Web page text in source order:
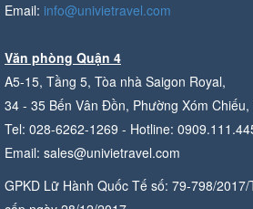
Email: info@univietravel.com
Văn phòng Quận 4
A5-15, Tầng 5, Tòa nhà Saigon Royal,
34 - 35 Bến Vân Đồn, Phường Xóm
Tel: 028-6262-1269 - Hotline:
Email: sales@univietravel.com
GPKD Lữ Hành Quốc Tế số: 79-798/2017/